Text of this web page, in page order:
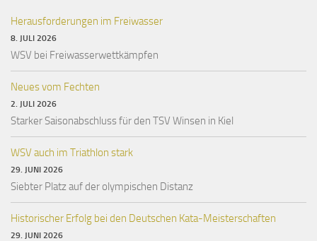
Herausforderungen im Freiwasser
8. JULI 2026
WSV bei Freiwasserwettkämpfen
Neues vom Fechten
2. JULI 2026
Starker Saisonabschluss für den TSV Winsen in Kiel
WSV auch im Triathlon stark
29. JUNI 2026
Siebter Platz auf der olympischen Distanz
Historischer Erfolg bei den Deutschen Kata-Meisterschaften
29. JUNI 2026